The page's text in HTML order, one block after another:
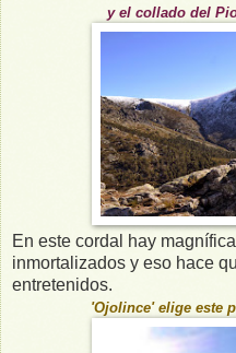
y el collado del
En este cordal hay
inmortalizados y eso hace
entretenidos.
'Ojolince' elige este